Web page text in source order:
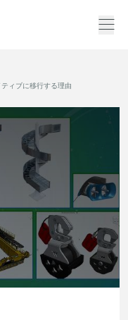
ィブに移行する理由